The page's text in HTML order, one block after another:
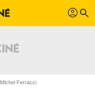
profil search
Michel Ferracci